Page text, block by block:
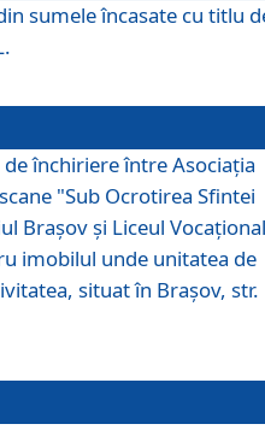
sumele încasate cu titlu
închiriere între Asociația
"Sub Ocrotirea Sfintei
Braşov şi Liceul
imobilul unde unitatea de
situat în Braşov, str.